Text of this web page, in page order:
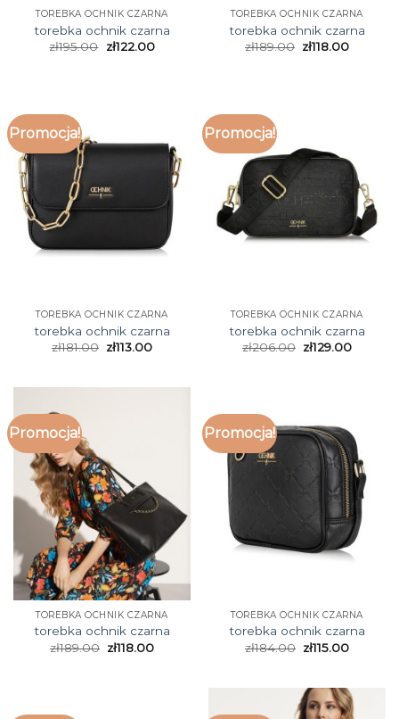
TOREBKA OCHNIK CZARNA
torebka ochnik czarna
zł195.00 zł122.00
TOREBKA OCHNIK CZARNA
torebka ochnik czarna
zł189.00 zł118.00
Promocja!
TOREBKA OCHNIK CZARNA
torebka ochnik czarna
zł181.00 zł113.00
Promocja!
TOREBKA OCHNIK CZARNA
torebka ochnik czarna
zł206.00 zł129.00
Promocja!
TOREBKA OCHNIK CZARNA
torebka ochnik czarna
zł189.00 zł118.00
Promocja!
TOREBKA OCHNIK CZARNA
torebka ochnik czarna
zł184.00 zł115.00